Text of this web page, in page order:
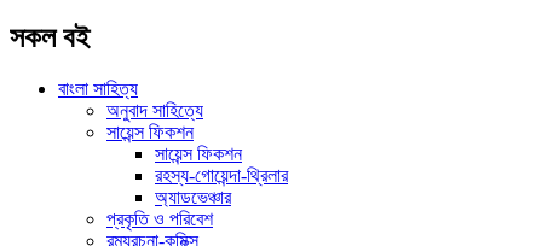
সকল বই
বাংলা সাহিত্য
অনুবাদ সাহিত্যে
সায়েন্স ফিকশন
সায়েন্স ফিকশন
রহস্য-গোয়েন্দা-থ্রিলার
অ্যাডভেঞ্চার
প্রকৃতি ও পরিবেশ
রম্যরচনা-কমিক্স